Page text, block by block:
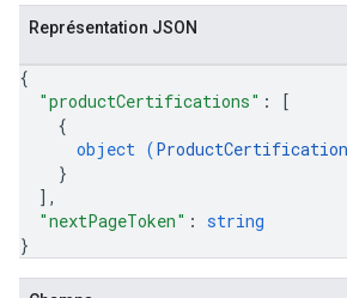
Représentation JSON
{
"productCertifications" :
[
{
object (ProductCertification
}
] ,
"nextPageToken" : string
}